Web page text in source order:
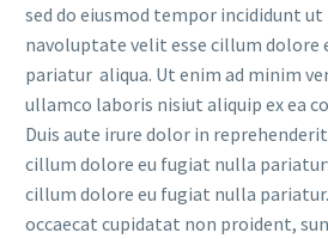
sed do eiusmod tempor incididunt
navoluptate velit esse cillum dolore
pariatur aliqua. Ut enim ad minim
ullamco laboris nisiut aliquip ex ea
Duis aute irure dolor in
cillum dolore eu fugiat nulla
cillum dolore eu fugiat nulla
occaecat cupidatat non proident,